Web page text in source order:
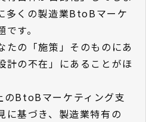
多くの製造業BtoBマーケ
す。
たの「施策」そのものにあ
計の不在」にあることがほ
BtoBマーケティング支
に基づき、製造業特有の